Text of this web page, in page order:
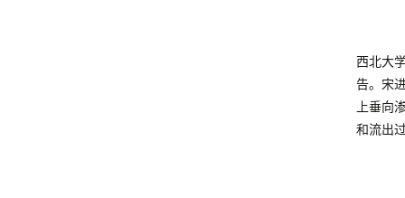
西北大
告。宋
上垂向
和流出